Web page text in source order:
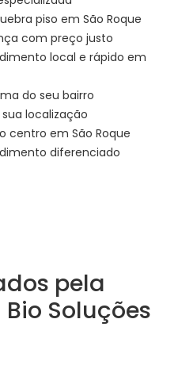
piso em São Roque
com preço justo
local e rápido em
do seu bairro
localização
centro em São Roque
diferenciado
pela
Soluções